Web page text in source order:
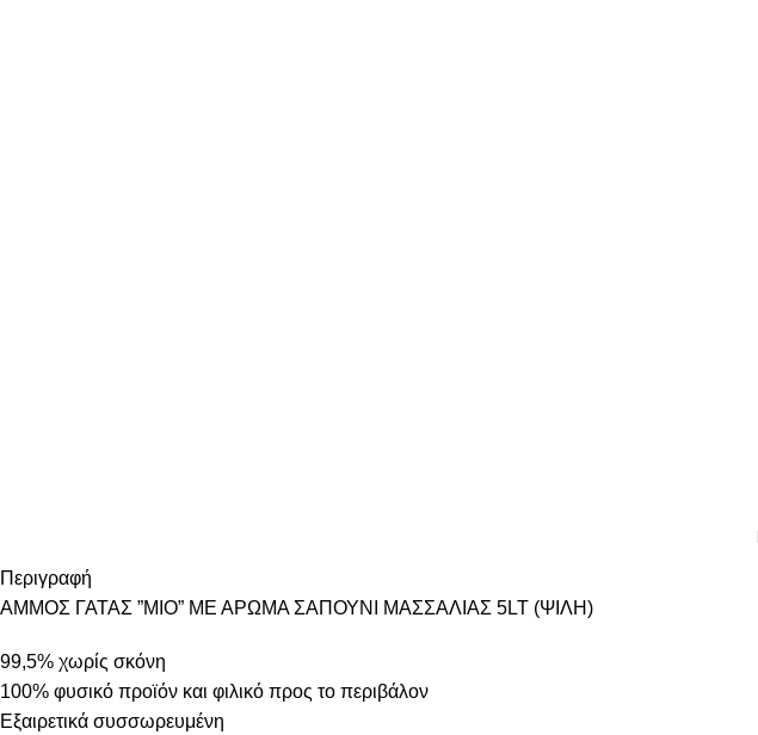
Περιγραφή
ΑΜΜΟΣ ΓΑΤΑΣ ”MIO” ΜΕ ΑΡΩΜΑ ΣΑΠΟΥΝΙ ΜΑΣΣΑΛΙΑΣ 5LT (ΨΙΛΗ)
99,5% χωρίς σκόνη
100% φυσικό προϊόν και φιλικό προς το περιβάλον
Εξαιρετικά συσσωρευμένη